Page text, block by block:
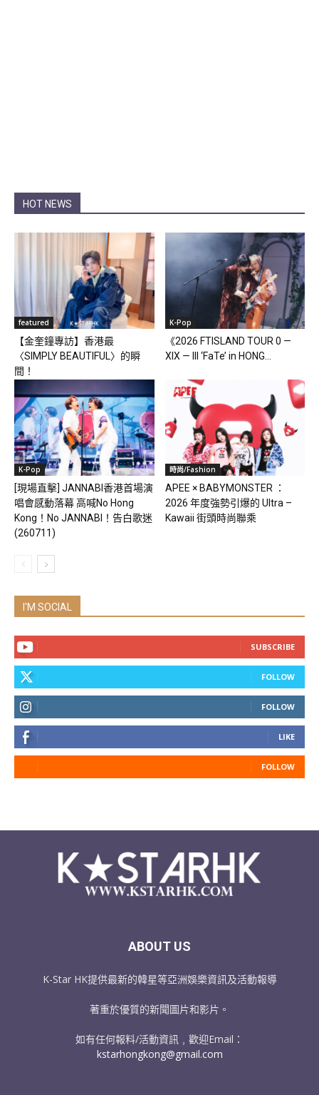
HOT NEWS
featured
【金奎鐘專訪】香港最
〈SIMPLY BEAUTIFUL〉的瞬
間！
K-Pop
《2026 FTISLAND TOUR 0 —
XIX — III ‘FaTe’ in HONG...
K-Pop
[現場直擊] JANNABI香港首場演
唱會感動落幕 高喊No Hong
Kong！No JANNABI！告白歌迷
(260711)
時尚/Fashion
APEE × BABYMONSTER ：
2026 年度強勢引爆的 Ultra –
Kawaii 街頭時尚聯乘
I'M SOCIAL
SUBSCRIBE
FOLLOW
FOLLOW
LIKE
FOLLOW
ABOUT US
K-Star HK提供最新的韓星等亞洲娛樂資訊及活動報導
著重於優質的新聞圖片和影片。
如有任何報料/活動資訊﹐歡迎Email：
kstarhongkong@gmail.com